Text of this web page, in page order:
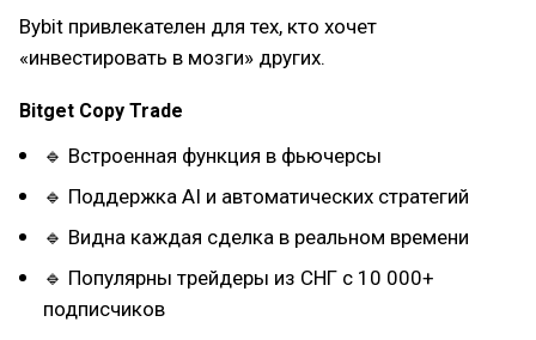
Bybit привлекателен для тех, кто хочет
«инвестировать в мозги» других.
Bitget Copy Trade
🔹 Встроенная функция в фьючерсы
🔹 Поддержка AI и автоматических стратегий
🔹 Видна каждая сделка в реальном времени
🔹 Популярны трейдеры из СНГ с 10 000+
подписчиков